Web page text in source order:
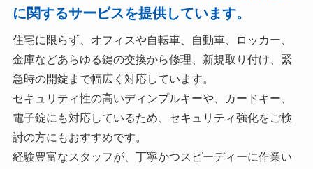
に関するサービスを提供しています。
住宅に限らず、オフィスや自転車、自動車、ロッカー、
金庫などあらゆる鍵の交換から修理、新規取り付け、緊
急時の開錠まで幅広く対応しています。
セキュリティ性の高いディンプルキーや、カードキー、
電子錠にも対応しているため、セキュリティ強化をご検
討の方にもおすすめです。
経験豊富なスタッフが、丁寧かつスピーディーに作業い